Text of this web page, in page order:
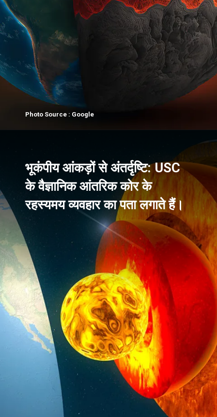
Photo Source : Google
भूकंपीय आंकड़ों से अंतर्दृष्टि: USC
के वैज्ञानिक आंतरिक कोर के
रहस्यमय व्यवहार का पता लगाते हैं।